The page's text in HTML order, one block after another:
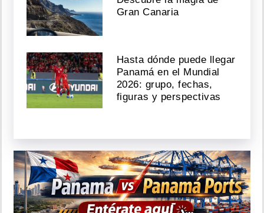
Gran Canaria
Hasta dónde puede llegar
Panamá en el Mundial
2026: grupo, fechas,
figuras y perspectivas